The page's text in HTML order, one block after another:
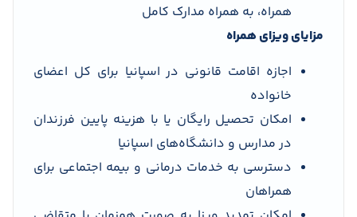
همراه، به همراه مدارک کامل
مزایای ویزای همراه
اجازه اقامت قانونی در اسپانیا برای کل اعضای
خانواده
امکان تحصیل رایگان یا با هزینه پایین فرزندان
در مدارس و دانشگاه‌های اسپانیا
دسترسی به خدمات درمانی و بیمه اجتماعی برای
همراهان